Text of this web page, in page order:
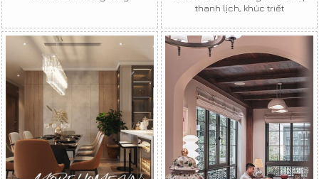
thanh lịch, khúc triết